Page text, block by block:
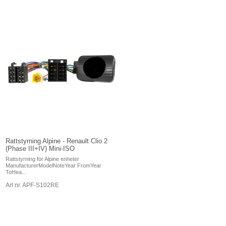
Rattstyrning Alpine - Renault Clio 2
(Phase III+IV) Mini-ISO
Rattstyrning för Alpine enheter
ManufacturerModelNoteYear FromYear
ToHea...
Art nr. APF-S102RE